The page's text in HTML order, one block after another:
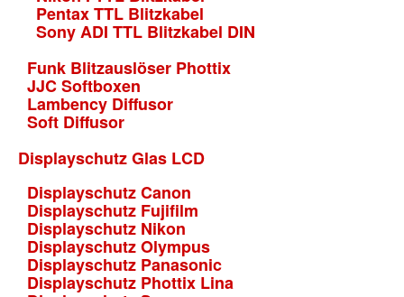
Pentax TTL Blitzkabel
Sony ADI TTL Blitzkabel DIN
Funk Blitzauslöser Phottix
JJC Softboxen
Lambency Diffusor
Soft Diffusor
Displayschutz Glas LCD
Displayschutz Canon
Displayschutz Fujifilm
Displayschutz Nikon
Displayschutz Olympus
Displayschutz Panasonic
Displayschutz Phottix Lina